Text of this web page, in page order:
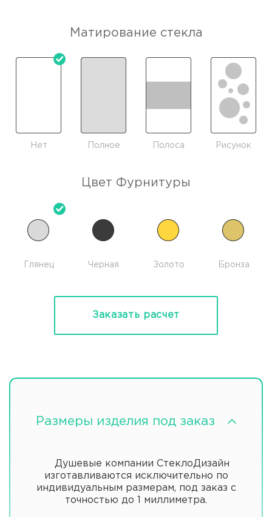
Матирование стекла
Нет Полное Полоса Рисунок
Цвет Фурнитуры
Глянец Черная Золото Бронза
Заказать расчет
Размеры изделия под заказ
Душевые компании СтеклоДизайн
изготавливаются исключительно по
индивидуальным размерам, под заказ с
точностью до 1 миллиметра.